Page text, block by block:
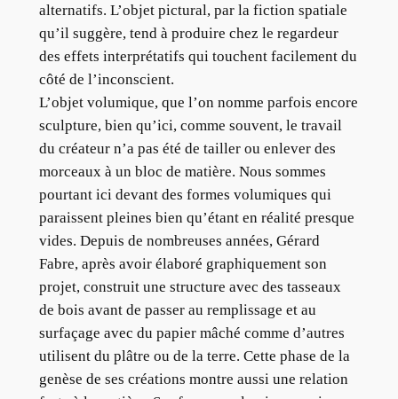
alternatifs. L’objet pictural, par la fiction spatiale
qu’il suggère, tend à produire chez le regardeur
des effets interprétatifs qui touchent facilement du
côté de l’inconscient.
L’objet volumique, que l’on nomme parfois encore
sculpture, bien qu’ici, comme souvent, le travail
du créateur n’a pas été de tailler ou enlever des
morceaux à un bloc de matière. Nous sommes
pourtant ici devant des formes volumiques qui
paraissent pleines bien qu’étant en réalité presque
vides. Depuis de nombreuses années, Gérard
Fabre, après avoir élaboré graphiquement son
projet, construit une structure avec des tasseaux
de bois avant de passer au remplissage et au
surfaçage avec du papier mâché comme d’autres
utilisent du plâtre ou de la terre. Cette phase de la
genèse de ses créations montre aussi une relation